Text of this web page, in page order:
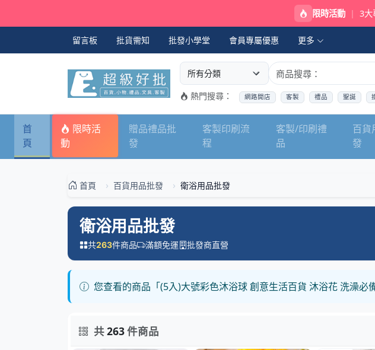
限時活動 | 3大
留言板 批貨需知 批發小學堂 會員專屬優惠 更多
選擇商品分類
搜尋商品關鍵字
熱門搜尋： 網路開店 客製 禮品 聖誕
首
頁
限時活
動
贈品禮品批
發
客製印刷流
程
客製/印刷禮
品
百貨
發
首頁 百貨用品批發 衛浴用品批發
衛浴用品批發
共263件商品 滿額免運 批發商直營
您查看的商品「(5入)大號彩色沐浴球 創意生活百貨 沐浴花 洗澡
共263件商品